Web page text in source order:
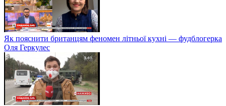
Як пояснити британцям феномен літньої кухні — фудблогерка
Оля Геркулес